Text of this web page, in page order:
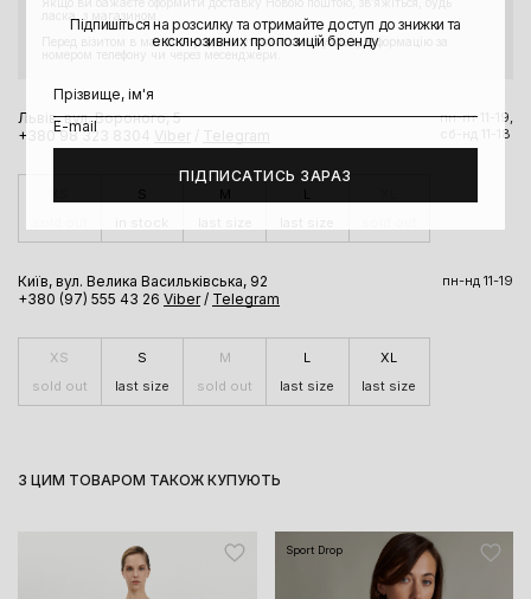
Перед візитом в магазин радимо уточнити актуальну інформацію за
номером телефону чи через месенджери.
Львів, вул. Вороного, 5
+380 98 323 8304
пн-пт 11-19,
сб-нд 11-18
Київ, вул. Велика Васильківська, 92
+380 (97) 555 43 26 Viber / Telegram
пн-нд 11-19
XS
sold out
S
last size
M
sold out
L
last size
XL
last size
З ЦИМ ТОВАРОМ ТАКОЖ КУПУЮТЬ
Sport Drop
Підпишіться на розсилку та отримайте доступ до знижки та
ексклюзивних пропозицій бренду
ПІДПИСАТИСЬ ЗАРАЗ